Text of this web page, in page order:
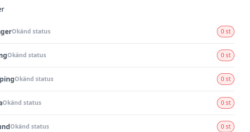
Okänd status 0 st
Okänd status 0 st
Okänd status 0 st
Okänd status 0 st
Okänd status 0 st